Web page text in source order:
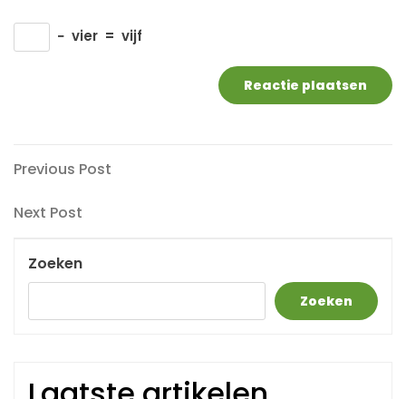
− vier = vijf
Berichtnavigatie
Previous
Previous Post
Next
Next Post
Zoeken
Zoeken